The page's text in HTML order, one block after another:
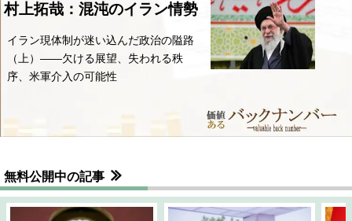
村上拓哉：混沌のイラン情勢
イラン現体制が迷い込んだ政治の隘路
（上）――欠ける展望、失われる秩
序、米軍介入の可能性
無料公開中の記事